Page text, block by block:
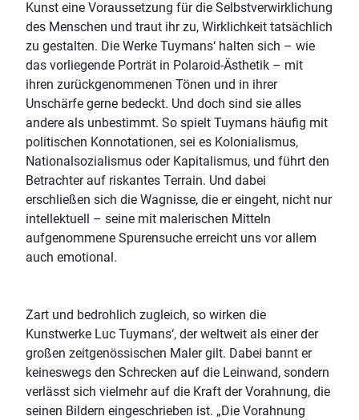
Kunst eine Voraussetzung für die Selbstverwirklichung
des Menschen und traut ihr zu, Wirklichkeit tatsächlich
zu gestalten. Die Werke Tuymans‘ halten sich – wie
das vorliegende Porträt in Polaroid-Ästhetik – mit
ihren zurückgenommenen Tönen und in ihrer
Unschärfe gerne bedeckt. Und doch sind sie alles
andere als unbestimmt. So spielt Tuymans häufig mit
politischen Konnotationen, sei es Kolonialismus,
Nationalsozialismus oder Kapitalismus, und führt den
Betrachter auf riskantes Terrain. Und dabei
erschließen sich die Wagnisse, die er eingeht, nicht nur
intellektuell – seine mit malerischen Mitteln
aufgenommene Spurensuche erreicht uns vor allem
auch emotional.
Zart und bedrohlich zugleich, so wirken die
Kunstwerke Luc Tuymans‘, der weltweit als einer der
großen zeitgenössischen Maler gilt. Dabei bannt er
keineswegs den Schrecken auf die Leinwand, sondern
verlässt sich vielmehr auf die Kraft der Vorahnung, die
seinen Bildern eingeschrieben ist. „Die Vorahnung